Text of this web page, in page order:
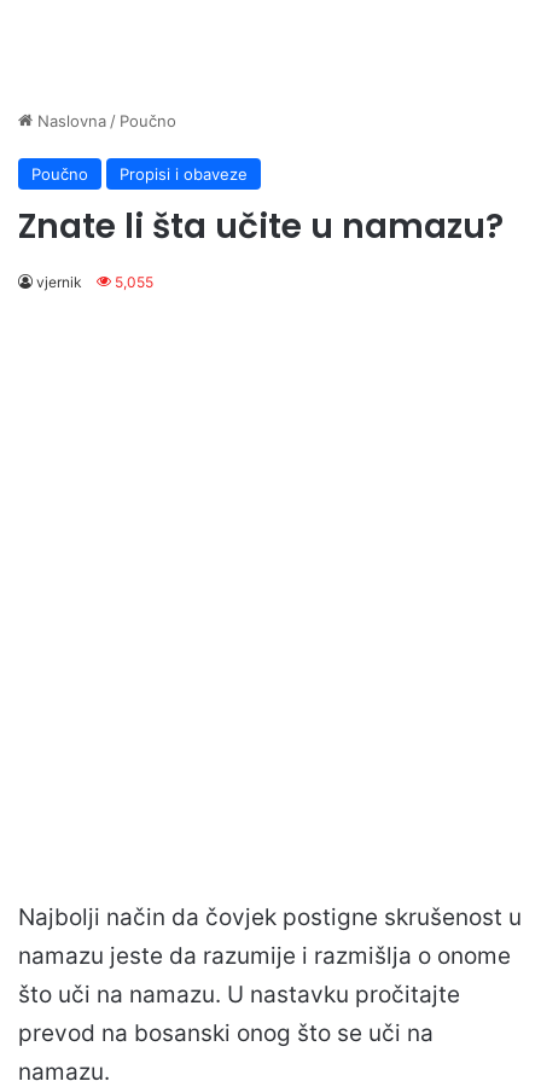
Naslovna / Poučno
Poučno Propisi i obaveze
Znate li šta učite u namazu?
vjernik 5,055
Najbolji način da čovjek postigne skrušenost u
namazu jeste da razumije i razmišlja o onome
što uči na namazu. U nastavku pročitajte
prevod na bosanski onog što se uči na
namazu.